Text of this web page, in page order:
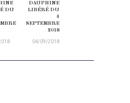
DU
DAUPHINE
LIBÉRÉ DU
4
SEPTEMBRE
2018
04/09/2018